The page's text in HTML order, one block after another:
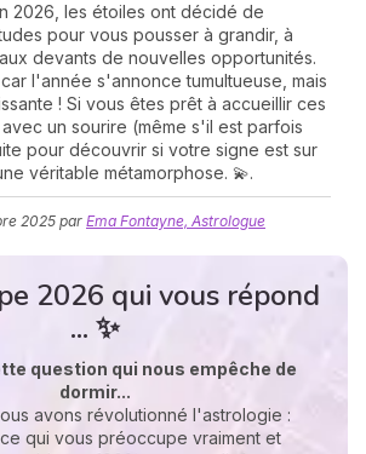
2026, les étoiles ont décidé de
pour vous pousser à grandir, à
devants de nouvelles opportunités.
l'année s'annonce tumultueuse, mais
! Si vous êtes prêt à accueillir ces
un sourire (même s'il est parfois
pour découvrir si votre signe est sur
véritable métamorphose. 💫.
2025par Ema Fontayne, Astrologue
2026 qui vous répond
... ✨
question qui nous empêche de
dormir...
avons révolutionné l'astrologie :
qui vous préoccupe vraiment et